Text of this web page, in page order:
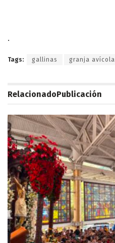
.
Tags: gallinas granja avícola
RelacionadoPublicación